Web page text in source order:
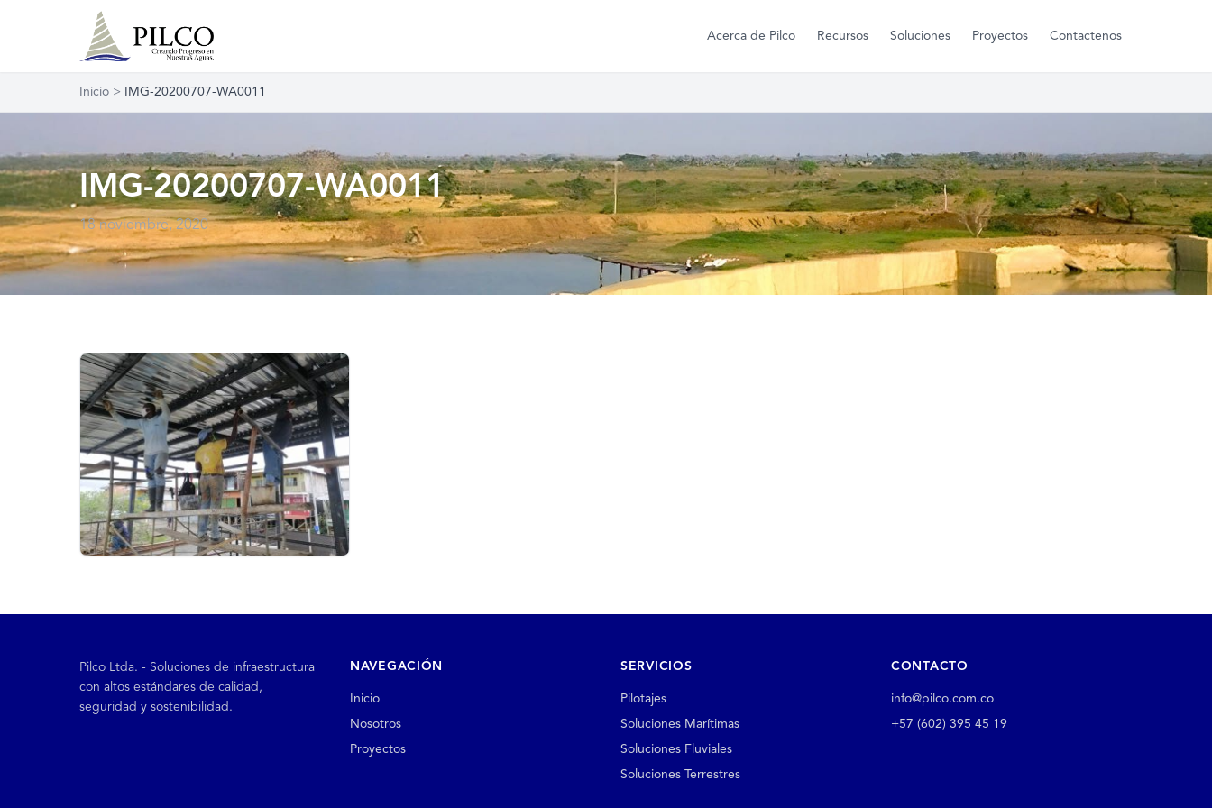
Acerca de Pilco Recursos Soluciones Proyectos Contactenos
Inicio > IMG-20200707-WA0011
IMG-20200707-WA0011
18 noviembre, 2020
Pilco Ltda. - Soluciones de infraestructura
con altos estándares de calidad,
seguridad y sostenibilidad.
NAVEGACIÓN
Inicio
Nosotros
Proyectos
SERVICIOS
Pilotajes
Soluciones Marítimas
Soluciones Fluviales
Soluciones Terrestres
CONTACTO
info@pilco.com.co
+57 (602) 395 45 19